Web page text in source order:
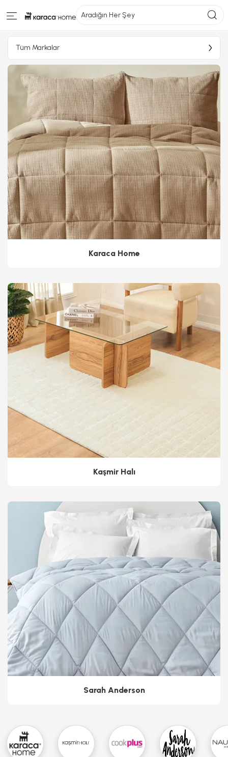
Aradığın Her Şey
Tüm Markalar
Karaca Home
Kaşmir Halı
Sarah Anderson